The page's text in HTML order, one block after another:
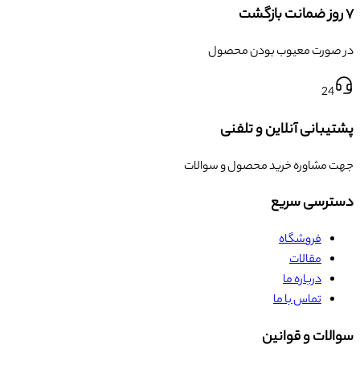
۷ روز ضمانت بازگشت
در صورت معیوب بودن محصول
24
پشتیبانی آنلاین و تلفنی
جهت مشاوره خرید محصول و سوالات
دسترسی سریع
فروشگاه
مقالات
درباره ما
تماس با ما
سوالات و قوانین